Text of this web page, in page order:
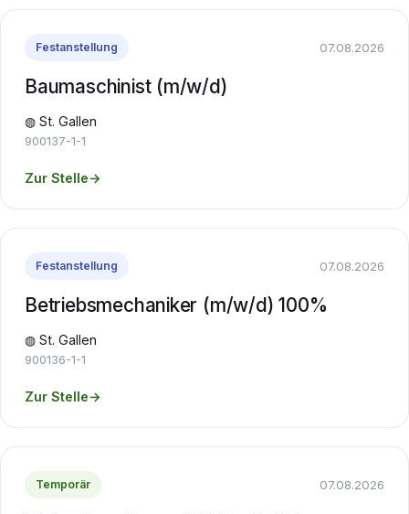
Festanstellung 07.08.2026
Baumaschinist (m/w/d)
◍ St. Gallen
900137-1-1
Zur Stelle→
Festanstellung 07.08.2026
Betriebsmechaniker (m/w/d) 100%
◍ St. Gallen
900136-1-1
Zur Stelle→
Temporär 07.08.2026